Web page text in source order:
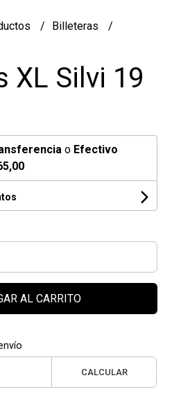
Billeteras
XL Silvi 19
o Efectivo
AL CARRITO
CALCULAR